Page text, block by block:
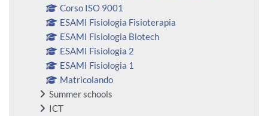
Corso ISO 9001
ESAMI Fisiologia Fisioterapia
ESAMI Fisiologia Biotech
ESAMI Fisiologia 2
ESAMI Fisiologia 1
Matricolando
Summer schools
ICT